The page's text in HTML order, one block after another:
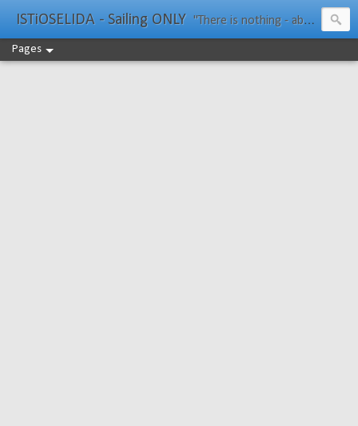
ISTiOSELIDA - Sailing ONLY "There is nothing - absolutely nothing - half so much worth doing as simply messing about in boats." Water Rat, Kenneth Grahame
Pages